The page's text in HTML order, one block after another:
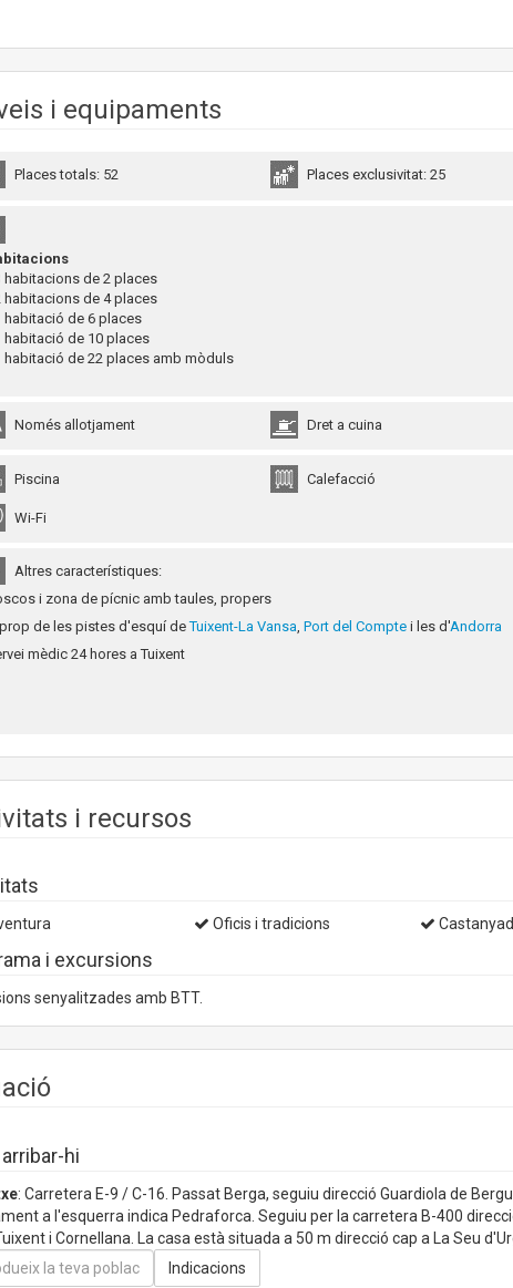
i equipaments
Places totals: 52 Places exclusivitat: 25
habitacions de 2 places
habitacions de 4 places
habitació de 6 places
habitació de 10 places
habitació de 22 places amb mòduls
Només allotjament Dret a cuina
Piscina Calefacció
Wi-Fi
Altres característiques:
i zona de pícnic amb taules, propers
de les pistes d'esquí deTuixent-La Vansa Port del Compte i les d'Andorra
mèdic 24 hores a Tuixent
i recursos
Oficis i tradicions
i excursions
senyalitzades amb BTT.
hi
: Carretera E-9 / C-16. Passat Berga, seguiu direcció Guardiola de
a l'esquerra indica Pedraforca. Seguiu per la carretera B-400
i Cornellana. La casa està situada a 50 m direcció cap a La Seu